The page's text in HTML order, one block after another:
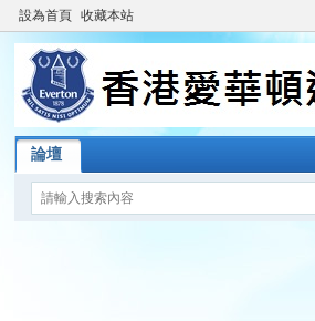
設為首頁 收藏本站
論壇